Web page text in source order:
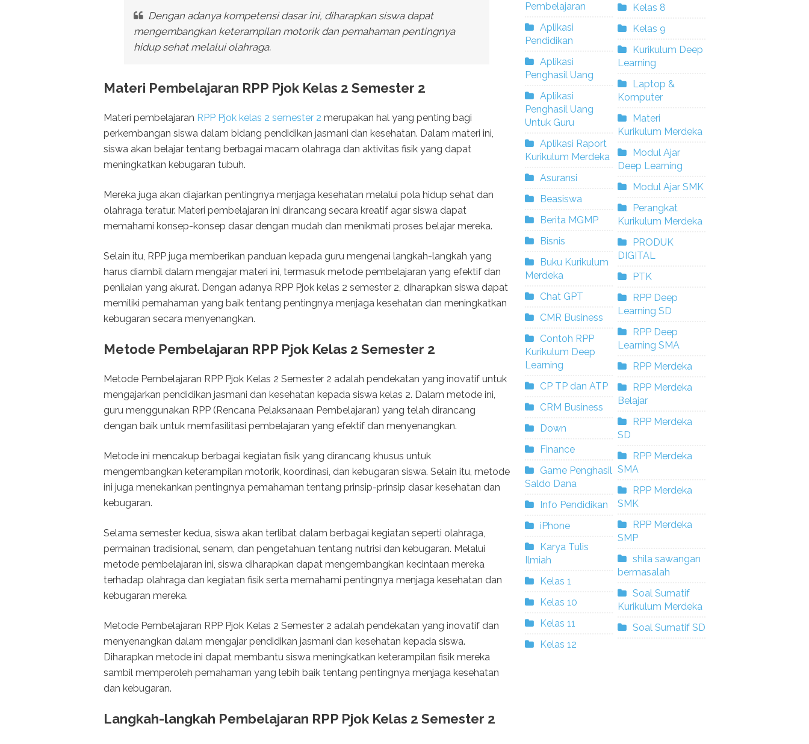
Dengan adanya kompetensi dasar ini, diharapkan siswa dapat
mengembangkan keterampilan motorik dan pemahaman pentingnya
hidup sehat melalui olahraga.
Materi Pembelajaran RPP Pjok Kelas 2 Semester 2
Materi pembelajaran RPP Pjok kelas 2 semester 2 merupakan hal yang penting bagi
perkembangan siswa dalam bidang pendidikan jasmani dan kesehatan. Dalam materi ini,
siswa akan belajar tentang berbagai macam olahraga dan aktivitas fisik yang dapat
meningkatkan kebugaran tubuh.
Mereka juga akan diajarkan pentingnya menjaga kesehatan melalui pola hidup sehat dan
olahraga teratur. Materi pembelajaran ini dirancang secara kreatif agar siswa dapat
memahami konsep-konsep dasar dengan mudah dan menikmati proses belajar mereka.
Selain itu, RPP juga memberikan panduan kepada guru mengenai langkah-langkah yang
harus diambil dalam mengajar materi ini, termasuk metode pembelajaran yang efektif dan
penilaian yang akurat. Dengan adanya RPP Pjok kelas 2 semester 2, diharapkan siswa dapat
memiliki pemahaman yang baik tentang pentingnya menjaga kesehatan dan meningkatkan
kebugaran secara menyenangkan.
Metode Pembelajaran RPP Pjok Kelas 2 Semester 2
Metode Pembelajaran RPP Pjok Kelas 2 Semester 2 adalah pendekatan yang inovatif untuk
mengajarkan pendidikan jasmani dan kesehatan kepada siswa kelas 2. Dalam metode ini,
guru menggunakan RPP (Rencana Pelaksanaan Pembelajaran) yang telah dirancang
dengan baik untuk memfasilitasi pembelajaran yang efektif dan menyenangkan.
Metode ini mencakup berbagai kegiatan fisik yang dirancang khusus untuk
mengembangkan keterampilan motorik, koordinasi, dan kebugaran siswa. Selain itu, metode
ini juga menekankan pentingnya pemahaman tentang prinsip-prinsip dasar kesehatan dan
kebugaran.
Selama semester kedua, siswa akan terlibat dalam berbagai kegiatan seperti olahraga,
permainan tradisional, senam, dan pengetahuan tentang nutrisi dan kebugaran. Melalui
metode pembelajaran ini, siswa diharapkan dapat mengembangkan kecintaan mereka
terhadap olahraga dan kegiatan fisik serta memahami pentingnya menjaga kesehatan dan
kebugaran mereka.
Metode Pembelajaran RPP Pjok Kelas 2 Semester 2 adalah pendekatan yang inovatif dan
menyenangkan dalam mengajar pendidikan jasmani dan kesehatan kepada siswa.
Diharapkan metode ini dapat membantu siswa meningkatkan keterampilan fisik mereka
sambil memperoleh pemahaman yang lebih baik tentang pentingnya menjaga kesehatan
dan kebugaran.
Langkah-langkah Pembelajaran RPP Pjok Kelas 2 Semester 2
Pembelajaran
Aplikasi
Pendidikan
Aplikasi
Penghasil Uang
Aplikasi
Penghasil Uang
Untuk Guru
Aplikasi Raport
Kurikulum Merdeka
Asuransi
Beasiswa
Berita MGMP
Bisnis
Buku Kurikulum
Merdeka
Chat GPT
CMR Business
Contoh RPP
Kurikulum Deep
Learning
CP TP dan ATP
CRM Business
Down
Finance
Game Penghasil
Saldo Dana
Info Pendidikan
iPhone
Karya Tulis
Ilmiah
Kelas 1
Kelas 10
Kelas 11
Kelas 12
Kelas 8
Kelas 9
Kurikulum Deep
Learning
Laptop &
Komputer
Materi
Kurikulum Merdeka
Modul Ajar
Deep Learning
Modul Ajar SMK
Perangkat
Kurikulum Merdeka
PRODUK
DIGITAL
PTK
RPP Deep
Learning SD
RPP Deep
Learning SMA
RPP Merdeka
RPP Merdeka
Belajar
RPP Merdeka
SD
RPP Merdeka
SMA
RPP Merdeka
SMK
RPP Merdeka
SMP
shila sawangan
bermasalah
Soal Sumatif
Kurikulum Merdeka
Soal Sumatif SD